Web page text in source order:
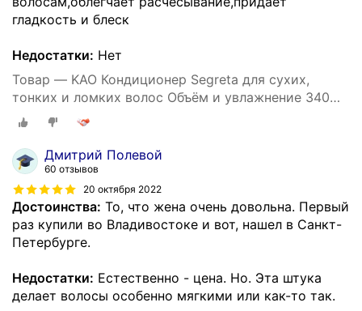
гладкость и блеск
Недостатки: Нет
Товар — KAO Кондиционер Segreta для сухих,
тонких и ломких волос Объём и увлажнение 340
мл (мягкая упаковка с крышкой)
Дмитрий Полевой
60 отзывов
20 октября 2022
Достоинства: То, что жена очень довольна. Первый
раз купили во Владивостоке и вот, нашел в Санкт-
Петербурге.
Недостатки: Естественно - цена. Но. Эта штука
делает волосы особенно мягкими или как-то так.